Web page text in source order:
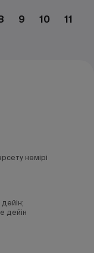
9 10 11
нөмірі
дейін